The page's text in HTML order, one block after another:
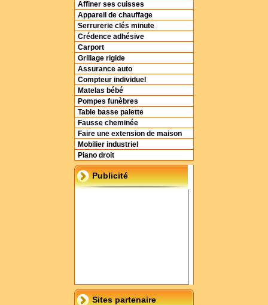
Affiner ses cuisses
Appareil de chauffage
Serrurerie clés minute
Crédence adhésive
Carport
Grillage rigide
Assurance auto
Compteur individuel
Matelas bébé
Pompes funèbres
Table basse palette
Fausse cheminée
Faire une extension de maison
Mobilier industriel
Piano droit
Publicité
Sites partenaire